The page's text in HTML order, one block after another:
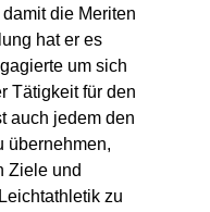
die Meriten
hat er es
um sich
Tätigkeit für den
auch jedem den
übernehmen,
Ziele und
zu